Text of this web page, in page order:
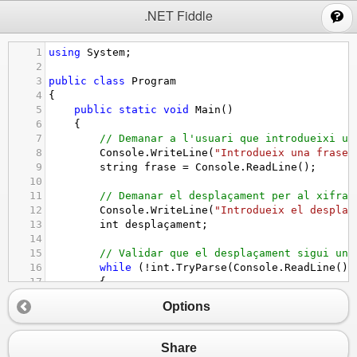
.NET Fiddle
1 using System ;
2
3
public class
Program
4
{
5
public static void Main ()
6
    {
7
// Demanar a l'usuari que introdueixi
8
Console . WriteLine ( "Introdueix una
9
string frase = Console . ReadLine ();
10
11
// Demanar el desplaçament per al xifrat
12
Console . WriteLine ( "Introdueix el
13
int desplaçament ;
14
15
// Validar que el desplaçament sigui un
16
while ( ! int . TryParse ( Console . ReadLine
17
        {
"Per favor,
19
20
// Convertir la frase en un array de
caracters
();
Options
Share